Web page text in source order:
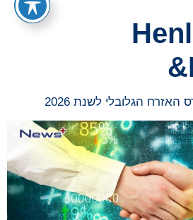
הגלובלי לשנת 2026